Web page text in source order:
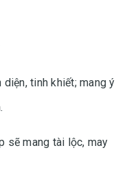
tinh khiết; mang ý
sẽ mang tài lộc, may